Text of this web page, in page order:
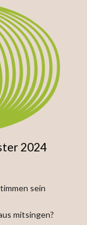
2024
sein
mitsingen?